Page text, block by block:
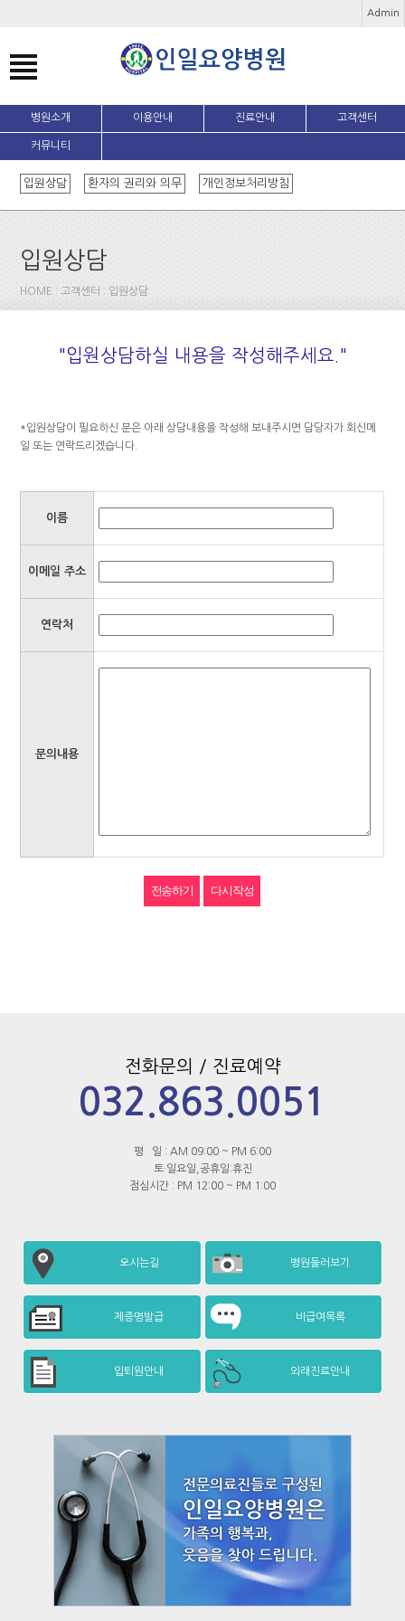
Admin
병원소개 이용안내 진료안내 고객센터
커뮤니티
입원상담 환자의 권리와 의무 개인정보처리방침
입원상담
HOME : 고객센터 : 입원상담
"입원상담하실 내용을 작성해주세요."
*입원상담이 필요하신 분은 아래 상담내용을 작성해 보내주시면 담당자가 회신메
일 또는 연락드리겠습니다.
이름
이메일 주소
연락처
문의내용
전화문의 / 진료예약
032.863.0051
평 일 : AM 09:00 ~ PM 6:00
토·일요일,공휴일:휴진
점심시간 : PM 12:00 ~ PM 1:00
오시는길 병원둘러보기
제증명발급 비급여목록
입퇴원안내 외래진료안내